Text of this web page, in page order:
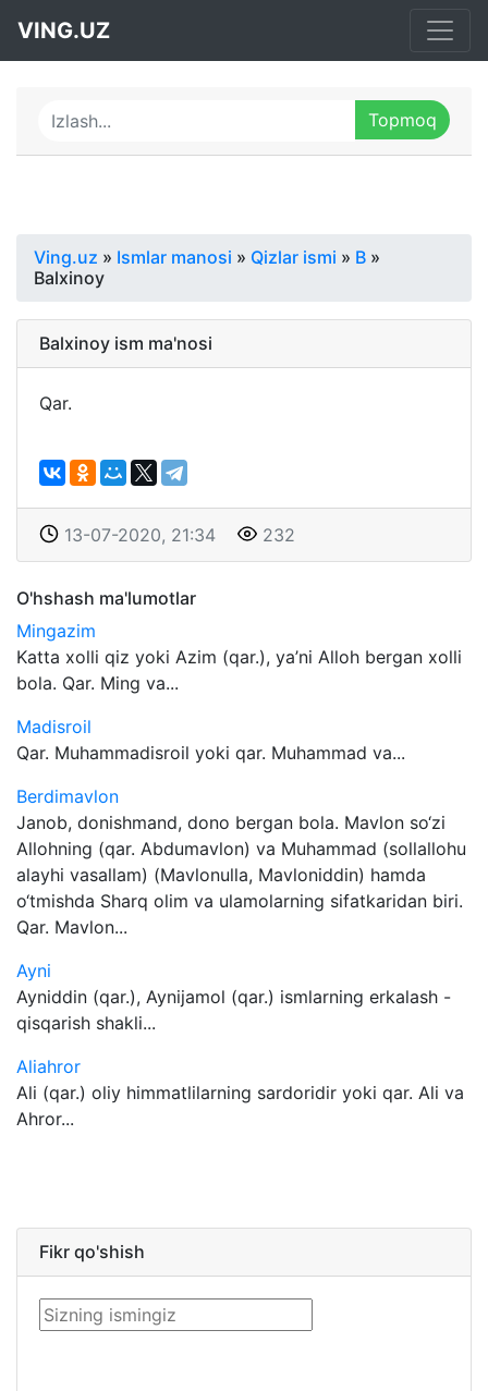
VING.UZ
Ving.uz » Ismlar manosi » Qizlar ismi » B »
Balxinoy
Balxinoy ism ma'nosi
Qar.
13-07-2020, 21:34 232
O'hshash ma'lumotlar
Mingazim
Katta xolli qiz yoki Azim (qar.), ya’ni Alloh bergan xolli
bola. Qar. Ming va...
Madisroil
Qar. Muhammadisroil yoki qar. Muhammad va...
Berdimavlon
Janob, donishmand, dono bergan bola. Mavlon so‘zi
Allohning (qar. Abdumavlon) va Muhammad (sollallohu
alayhi vasallam) (Mavlonulla, Mavloniddin) hamda
o‘tmishda Sharq olim va ulamolarning sifatkaridan biri.
Qar. Mavlon...
Ayni
Ayniddin (qar.), Aynijamol (qar.) ismlarning erkalash -
qisqarish shakli...
Aliahror
Ali (qar.) oliy himmatlilarning sardoridir yoki qar. Ali va
Ahror...
Fikr qo'shish